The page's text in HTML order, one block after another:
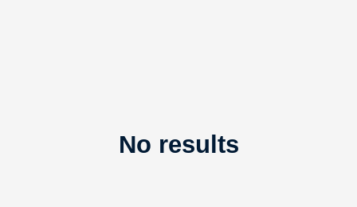
No results